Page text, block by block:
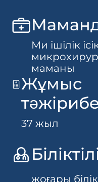
Ми ішілік
маманы
Жұмыс
37 жыл
жоғары